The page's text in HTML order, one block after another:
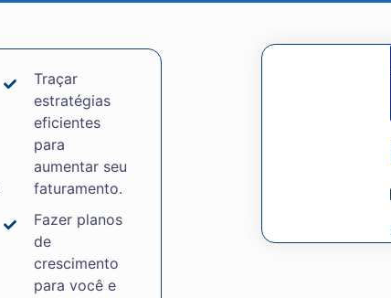
Traçar
estratégias
eficientes
para
aumentar seu
faturamento.
Fazer planos
de
crescimento
para você e